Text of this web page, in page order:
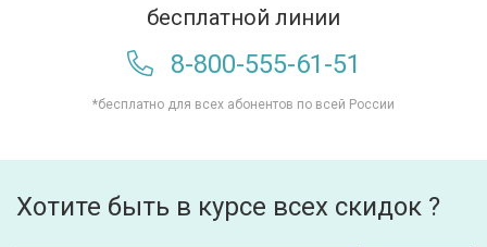
бесплатной линии
8-800-555-61-51
*бесплатно для всех абонентов по всей России
Хотите быть в курсе всех скидок ?